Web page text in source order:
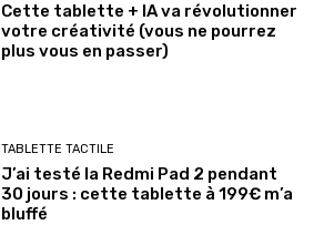
Cette tablette + IA va révolutionner
votre créativité (vous ne pourrez
plus vous en passer)
TABLETTE TACTILE
J’ai testé la Redmi Pad 2 pendant
30 jours : cette tablette à 199€ m’a
bluffé